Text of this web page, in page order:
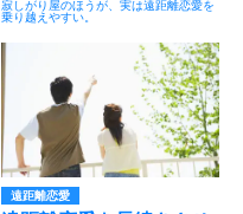
寂しがり屋のほうが、実は遠距離恋愛を
乗り越えやすい。
遠距離恋愛